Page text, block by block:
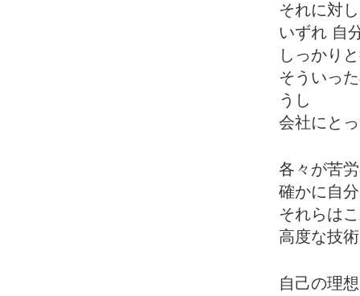
それに対
いずれ 自
しっかり
そういっ
うし
会社にと
各々が苦
確かに自
それらは
高度な技
自己の理